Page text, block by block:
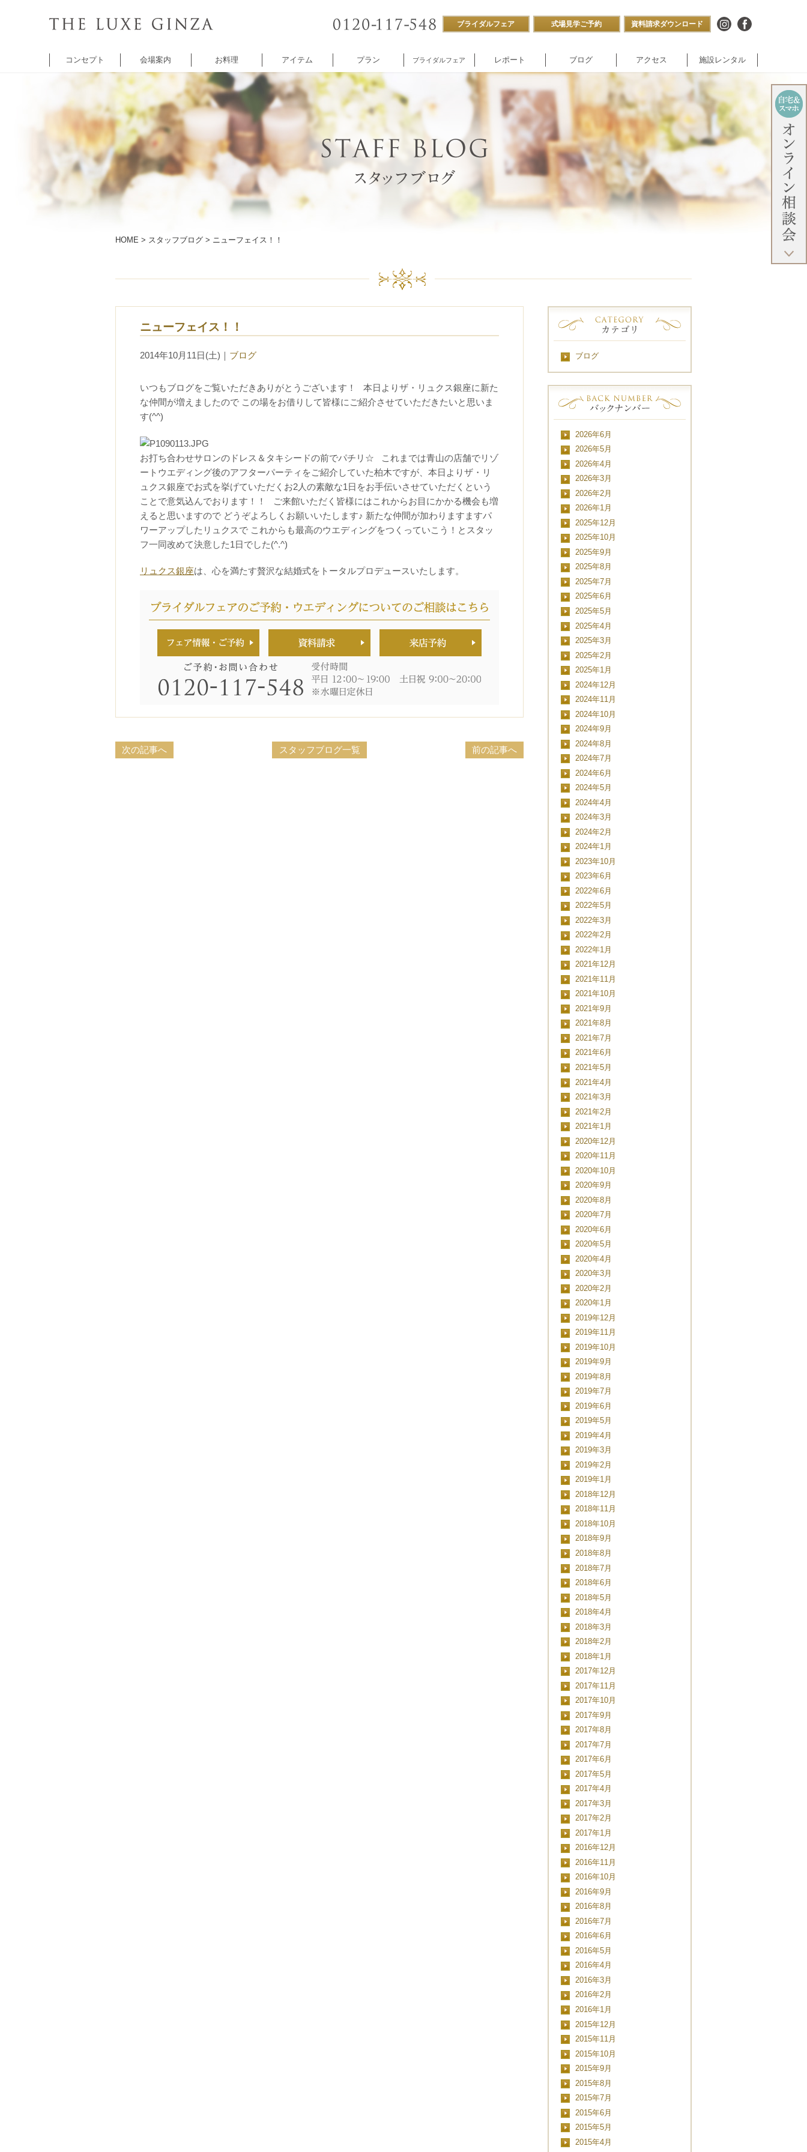
ブライダルフェア 式場見学ご予約 資料請求ダウンロード
コンセプト 会場案内
チャペル
バンケット
5thアベニュー
バンケット
シャンゼリゼ
アベニュー
レストラン
ANNOREVE
付帯設備
企業様向け
パーティ
施設内撮影貸し
お料理 アイテム プラン ブライダルフェア レポート ブログ アクセス 施設レンタル
HOME > スタッフブログ > ニューフェイス！！
ニューフェイス！！
2014年10月11日(土) ｜ ブログ
いつもブログをご覧いただきありがとうございます！ 本日よりザ・リュクス銀座に新た
な仲間が増えましたので この場をお借りして皆様にご紹介させていただきたいと思いま
す(^^)
お打ち合わせサロンのドレス＆タキシードの前でパチリ☆ これまでは青山の店舗でリゾ
ートウエディング後のアフターパーティをご紹介していた柏木ですが、本日よりザ・リ
ュクス銀座でお式を挙げていただくお2人の素敵な1日をお手伝いさせていただくという
ことで意気込んでおります！！ ご来館いただく皆様にはこれからお目にかかる機会も増
えると思いますので どうぞよろしくお願いいたします♪ 新たな仲間が加わりますますパ
ワーアップしたリュクスで これからも最高のウエディングをつくっていこう！とスタッ
フ一同改めて決意した1日でした(^.^)
リュクス銀座は、心を満たす贅沢な結婚式をトータルプロデュースいたします。
スタッフブログ一覧
次の記事へ 前の記事へ
ブログ
2026年6月
2026年5月
2026年4月
2026年3月
2026年2月
2026年1月
2025年12月
2025年10月
2025年9月
2025年8月
2025年7月
2025年6月
2025年5月
2025年4月
2025年3月
2025年2月
2025年1月
2024年12月
2024年11月
2024年10月
2024年9月
2024年8月
2024年7月
2024年6月
2024年5月
2024年4月
2024年3月
2024年2月
2024年1月
2023年10月
2023年6月
2022年6月
2022年5月
2022年3月
2022年2月
2022年1月
2021年12月
2021年11月
2021年10月
2021年9月
2021年8月
2021年7月
2021年6月
2021年5月
2021年4月
2021年3月
2021年2月
2021年1月
2020年12月
2020年11月
2020年10月
2020年9月
2020年8月
2020年7月
2020年6月
2020年5月
2020年4月
2020年3月
2020年2月
2020年1月
2019年12月
2019年11月
2019年10月
2019年9月
2019年8月
2019年7月
2019年6月
2019年5月
2019年4月
2019年3月
2019年2月
2019年1月
2018年12月
2018年11月
2018年10月
2018年9月
2018年8月
2018年7月
2018年6月
2018年5月
2018年4月
2018年3月
2018年2月
2018年1月
2017年12月
2017年11月
2017年10月
2017年9月
2017年8月
2017年7月
2017年6月
2017年5月
2017年4月
2017年3月
2017年2月
2017年1月
2016年12月
2016年11月
2016年10月
2016年9月
2016年8月
2016年7月
2016年6月
2016年5月
2016年4月
2016年3月
2016年2月
2016年1月
2015年12月
2015年11月
2015年10月
2015年9月
2015年8月
2015年7月
2015年6月
2015年5月
2015年4月
■■■日付■■■